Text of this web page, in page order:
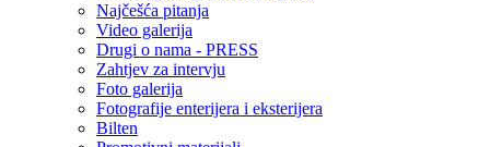
Najčešća pitanja
Video galerija
Drugi o nama - PRESS
Zahtjev za intervju
Foto galerija
Fotografije enterijera i eksterijera
Bilten